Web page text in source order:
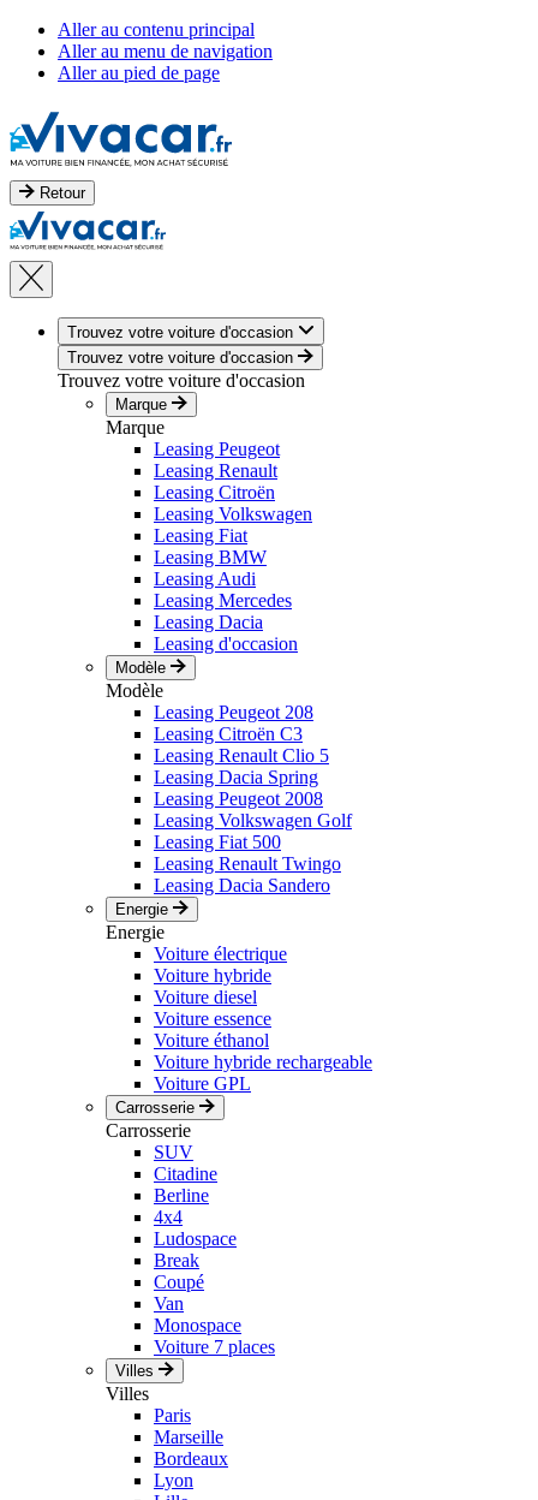
Aller au contenu principal
Aller au menu de navigation
Aller au pied de page
Retour
Trouvez votre voiture d'occasion
Trouvez votre voiture d'occasion
Trouvez votre voiture d'occasion
Marque
Marque
Leasing Peugeot
Leasing Renault
Leasing Citroën
Leasing Volkswagen
Leasing Fiat
Leasing BMW
Leasing Audi
Leasing Mercedes
Leasing Dacia
Leasing d'occasion
Modèle
Modèle
Leasing Peugeot 208
Leasing Citroën C3
Leasing Renault Clio 5
Leasing Dacia Spring
Leasing Peugeot 2008
Leasing Volkswagen Golf
Leasing Fiat 500
Leasing Renault Twingo
Leasing Dacia Sandero
Energie
Energie
Voiture électrique
Voiture hybride
Voiture diesel
Voiture essence
Voiture éthanol
Voiture hybride rechargeable
Voiture GPL
Carrosserie
Carrosserie
SUV
Citadine
Berline
4x4
Ludospace
Break
Coupé
Van
Monospace
Voiture 7 places
Villes
Villes
Paris
Marseille
Bordeaux
Lyon